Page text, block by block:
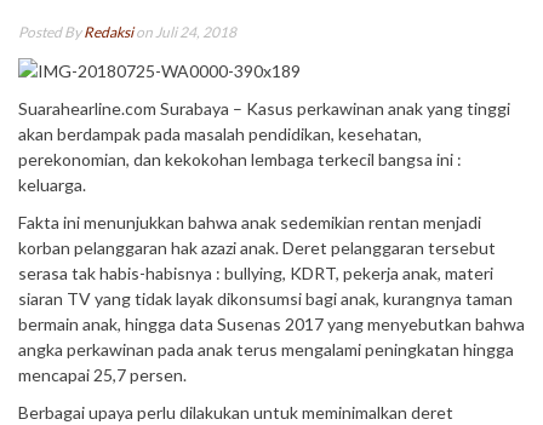
Posted ByRedaksion Juli 24, 2018
Suarahearline.com Surabaya – Kasus perkawinan anak yang tinggi
akan berdampak pada masalah pendidikan, kesehatan,
perekonomian, dan kekokohan lembaga terkecil bangsa ini :
keluarga.
Fakta ini menunjukkan bahwa anak sedemikian rentan menjadi
korban pelanggaran hak azazi anak. Deret pelanggaran tersebut
serasa tak habis-habisnya : bullying, KDRT, pekerja anak, materi
siaran TV yang tidak layak dikonsumsi bagi anak, kurangnya taman
bermain anak, hingga data Susenas 2017 yang menyebutkan bahwa
angka perkawinan pada anak terus mengalami peningkatan hingga
mencapai 25,7 persen.
Berbagai upaya perlu dilakukan untuk meminimalkan deret